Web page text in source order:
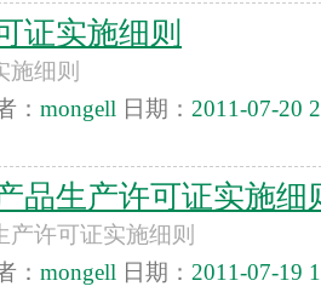
证实施细则
施细则
： mongell 日期： 2011-07-20
品生产许可证实施细
许可证实施细则
： mongell 日期： 2011-07-19